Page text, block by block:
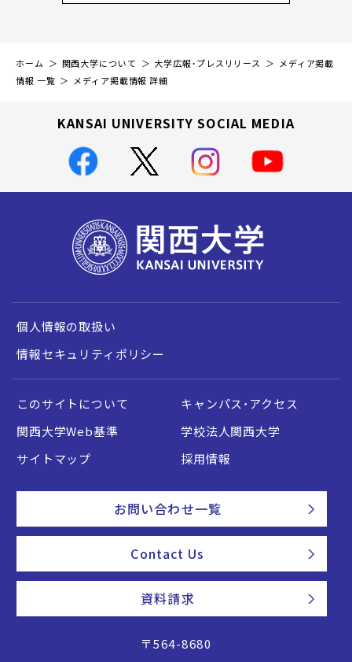
ホーム 関西大学について 大学広報・プレスリリース
メディア掲載
情報 一覧
メディア掲載情報 詳細
KANSAI UNIVERSITY SOCIAL MEDIA
個人情報の取扱い
情報セキュリティポリシー
このサイトについて
キャンパス・アクセス
関西大学Web基準
学校法人関西大学
サイトマップ
採用情報
お問い合わせ一覧
Contact Us
資料請求
〒564-8680